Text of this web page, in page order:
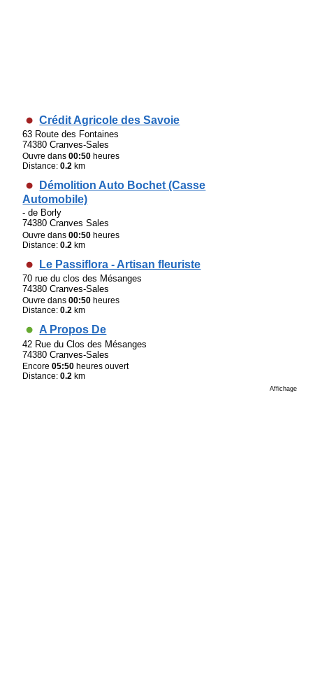
Crédit Agricole des Savoie
63 Route des Fontaines
74380 Cranves-Sales
Ouvre dans00:50 heures
Distance:0.2 km
Démolition Auto Bochet (Casse
Automobile)
- de Borly
74380 Cranves Sales
Ouvre dans00:50 heures
Distance:0.2 km
Le Passiflora - Artisan fleuriste
70 rue du clos des Mésanges
74380 Cranves-Sales
Ouvre dans00:50 heures
Distance:0.2 km
A Propos De
42 Rue du Clos des Mésanges
74380 Cranves-Sales
Encore05:50 heures ouvert
Distance:0.2 km
Affichage